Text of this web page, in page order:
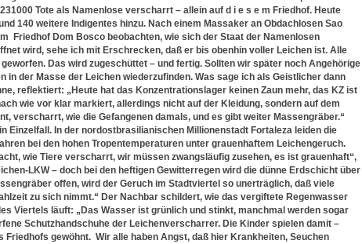
Tote als Namenlose verscharrt – allein auf d i e s e m Friedhof. Heute
140 weitere Indigentes hinzu. Nach einem Massaker an Obdachlosen Sao
Friedhof Dom Bosco beobachten, wie sich der Staat der Namenlosen
wird, sehe ich mit Erschrecken, daß er bis obenhin voller Leichen ist. Alle
Das wird zugeschüttet – und fertig. Sollten wir später noch Angehörige
in der Masse der Leichen wiederzufinden. Was sage ich als Geistlicher dann
reflektiert: „Heute hat das Konzentrationslager keinen Zaun mehr, das KZ ist
wie vor klar markiert, allerdings nicht auf der Kleidung, sondern auf dem
verscharrt, wie die Gefangenen damals, und es gibt weiter Massengräber.“
Einzelfall. In der nordostbrasilianischen Millionenstadt Fortaleza leiden die
bei den hohen Tropentemperaturen unter grauenhaftem Leichengeruch.
wie Tiere verscharrt, wir müssen zwangsläufig zusehen, es ist grauenhaft“,
LKW – doch bei den heftigen Gewitterregen wird die dünne Erdschicht über
offen, wird der Geruch im Stadtviertel so unerträglich, daß viele
zu sich nimmt.“ Der Nachbar schildert, wie das vergiftete Regenwasser
Viertels läuft: „Das Wasser ist grünlich und stinkt, manchmal werden sogar
Schutzhandschuhe der Leichenverscharrer. Die Kinder spielen damit –
Friedhofs gewöhnt. Wir alle haben Angst, daß hier Krankheiten, Seuchen